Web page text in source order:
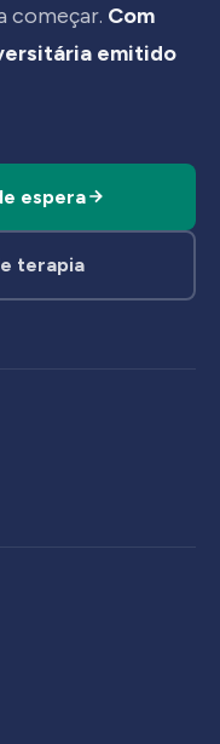
começar. Com
emitido
espera
terapia